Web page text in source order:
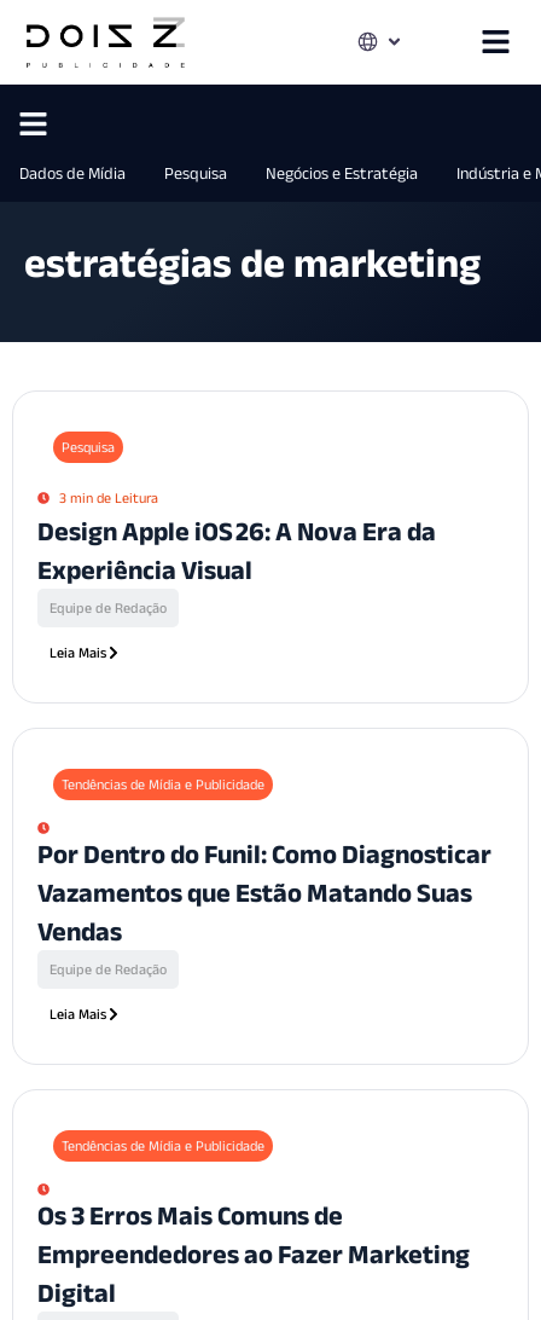
Dados de Mídia Pesquisa Negócios e Estratégia Indústria e
estratégias de marketing
Pesquisa
3 min de Leitura
Design Apple iOS 26: A Nova Era da
Experiência Visual
Equipe de Redação
Leia Mais
Tendências de Mídia e Publicidade
Por Dentro do Funil: Como Diagnosticar
Vazamentos que Estão Matando Suas
Vendas
Equipe de Redação
Leia Mais
Tendências de Mídia e Publicidade
Os 3 Erros Mais Comuns de
Empreendedores ao Fazer Marketing
Digital